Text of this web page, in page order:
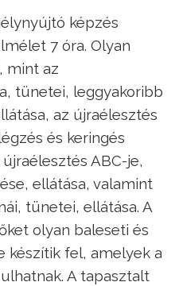
képzés
7 óra. Olyan
mint az
tünetei, leggyakoribb
az újraélesztés
és keringés
ABC-je,
ellátása, valamint
tünetei, ellátása. A
olyan baleseti és
készítik fel, amelyek a
A tapasztalt